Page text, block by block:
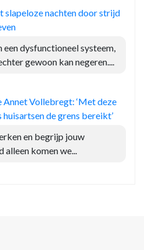
slapeloze nachten door strijd
dysfunctioneel systeem,
gewoon kan negeren....
Vollebregt: ‘Met deze
de grens bereikt’
en begrijp jouw
komen we...